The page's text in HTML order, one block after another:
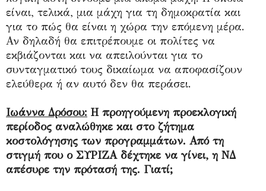
είναι, τελικά, μια μάχη για τη δημοκρατία και
για το πώς θα είναι η χώρα την επόμενη μέρα.
Αν δηλαδή θα επιτρέπουμε οι πολίτες να
εκβιάζονται και να απειλούνται για το
συνταγματικό τους δικαίωμα να αποφασίζουν
ελεύθερα ή αν αυτό δεν θα περάσει.
Ιωάννα Δρόσου: Η προηγούμενη προεκλογική
περίοδος αναλώθηκε και στο ζήτημα
κοστολόγησης των προγραμμάτων. Από τη
στιγμή που ο ΣΥΡΙΖΑ δέχτηκε να γίνει, η ΝΔ
απέσυρε την πρότασή της. Γιατί;